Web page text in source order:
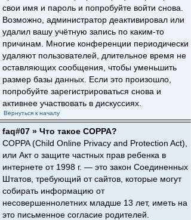
свои имя и пароль и попробуйте войти снова.
Возможно, администратор деактивировал или
удалил вашу учётную запись по каким-то
причинам. Многие конференции периодически
удаляют пользователей, длительное время не
оставляющих сообщения, чтобы уменьшить
размер базы данных. Если это произошло,
попробуйте зарегистрироваться снова и
активнее участвовать в дискуссиях.
Вернуться к началу
faq#07 » Что такое COPPA?
COPPA (Child Online Privacy and Protection Act),
или Акт о защите частных прав ребенка в
интернете от 1998 г. — это закон Соединенных
Штатов, требующий от сайтов, которые могут
собирать информацию от
несовершеннолетних младше 13 лет, иметь на
это письменное согласие родителей.